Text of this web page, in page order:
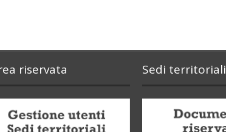
riservata Sedi territoriali